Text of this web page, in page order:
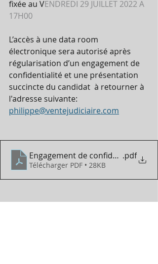
fixée au VENDREDI 29 JUILLET 2022 A
17H00
L’accès à une data room
électronique sera autorisé après
régularisation d’un engagement de
confidentialité et une présentation
succincte du candidat  à retourner à
l'adresse suivante:
philippe@ventejudiciaire.com
Engagement de confidentialité
.pdf
Télécharger PDF • 28KB